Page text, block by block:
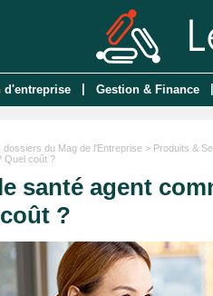
d'entreprise Gestion & Finance
dossiers du Mag de l'Entreprise > Produits &
Quel coût ?
santé agent
?